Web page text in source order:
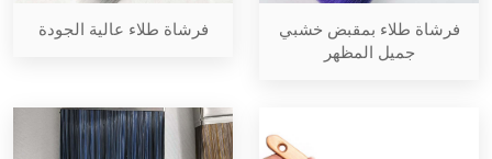
فرشاة طلاء بمقبض خشبي
جميل المظهر
فرشاة طلاء عالية الجودة